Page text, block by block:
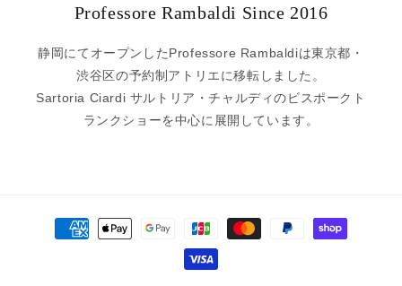
Professore Rambaldi Since 2016
静岡にてオープンしたProfessore Rambaldiは東京都・
渋谷区の予約制アトリエに移転しました。
Sartoria Ciardi サルトリア・チャルディのビスポークト
ランクショーを中心に展開しています。